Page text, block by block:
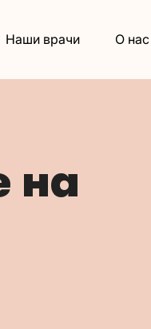
Наши врачи О нас
на